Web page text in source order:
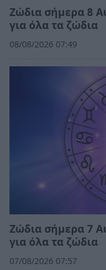
Ζώδια σήμερα 8
για όλα τα ζώδια
08/08/2026 07:49
Ζώδια σήμερα 7
για όλα τα ζώδια
07/08/2026 07:57